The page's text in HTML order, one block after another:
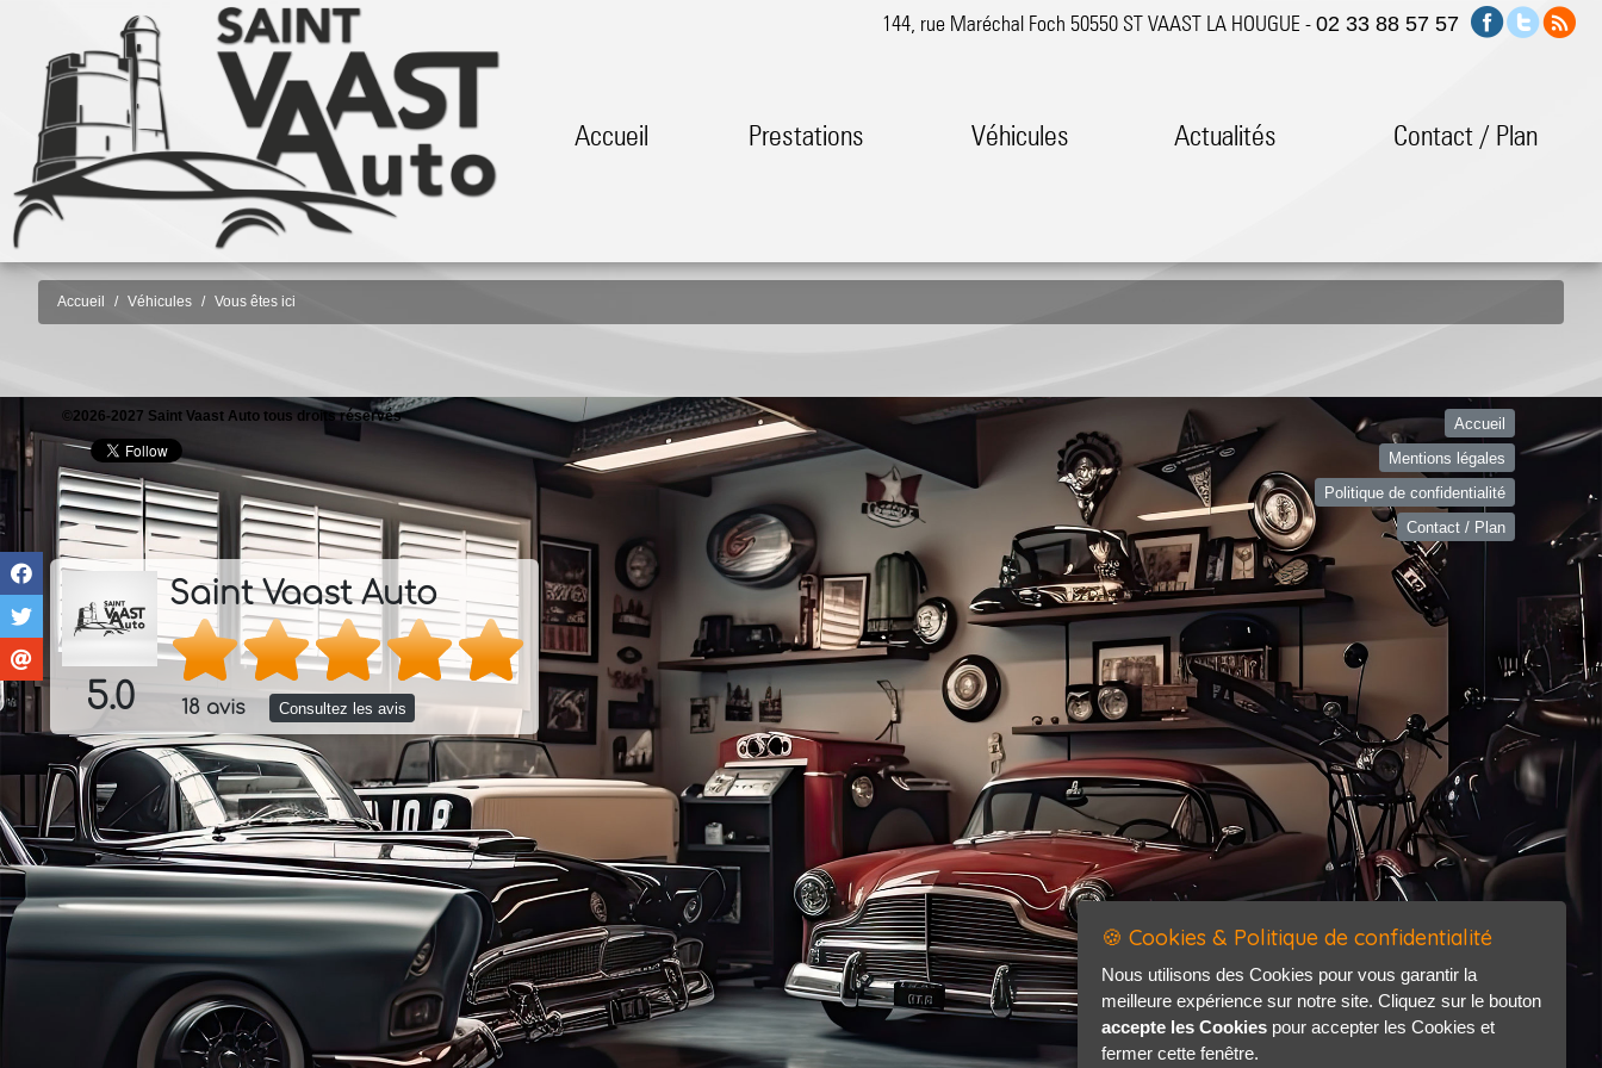
144, rue Maréchal Foch 50550 ST VAAST LA HOUGUE - 02 33 88 57 57
Accueil Prestations Véhicules Actualités Contact / Plan
Accueil Véhicules Vous êtes ici
©2026-2027 Saint Vaast Auto tous droits réservés
Accueil
Mentions légales
Politique de confidentialité
Contact / Plan
5.0
Saint Vaast Auto
18 avis Consultez les avis
🍪 Cookies & Politique de confidentialité
Nous utilisons des Cookies pour vous garantir la
meilleure expérience sur notre site. Cliquez sur le bouton
accepte les Cookies pour accepter les Cookies et
fermer cette fenêtre.